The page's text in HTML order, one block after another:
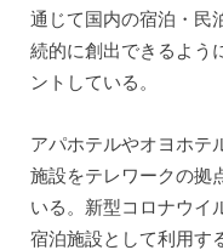
通じて国内の宿泊・民
続的に創出できるよう
ントしている。
アパホテルやオヨホテ
施設をテレワークの拠
いる。新型コロナウイ
宿泊施設として利用す